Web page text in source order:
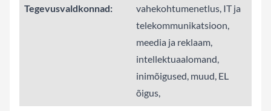
Tegevusvaldkonnad:
vahekohtumenetlus, IT ja
telekommunikatsioon,
meedia ja reklaam,
intellektuaalomand,
inimõigused, muud, EL
õigus,